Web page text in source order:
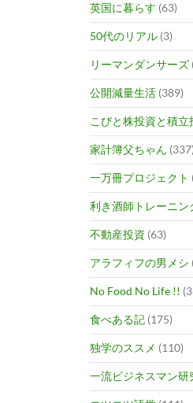
英国に暮らす (63)
50代のリアル (3)
リーマンダンサーズ
公開減量生活 (389)
こびと株投資と積立
家計簿父ちゃん (337)
一万冊プロジェクト
利き酒師トレーニン
不動産投資 (63)
アラフィフの男メシ
No Food No Life !!
食べある記 (175)
独学のススメ (110)
一流ビジネスマン研